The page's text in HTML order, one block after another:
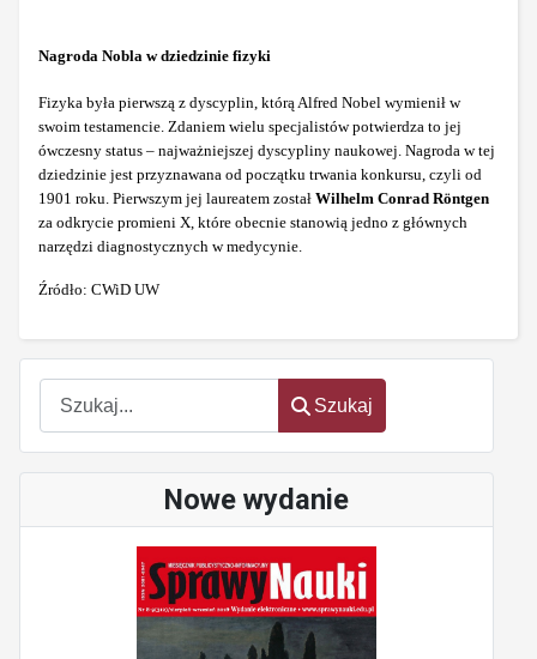
Szukaj
Szukaj
Nowe wydanie
Nagroda Nobla w dziedzinie fizyki
Fizyka była pierwszą z dyscyplin, którą Alfred Nobel wymienił w
swoim testamencie. Zdaniem wielu specjalistów potwierdza to jej
ówczesny status – najważniejszej dyscypliny naukowej. Nagroda w tej
dziedzinie jest przyznawana od początku trwania konkursu, czyli od
1901 roku. Pierwszym jej laureatem został Wilhelm Conrad Röntgen
za odkrycie promieni X, które obecnie stanowią jedno z głównych
narzędzi diagnostycznych w medycynie.
Źródło: CWiD UW